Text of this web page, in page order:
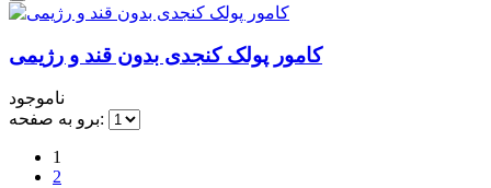
کامور پولک کنجدی بدون قند و رژیمی
ناموجود
برو به صفحه:
1
2